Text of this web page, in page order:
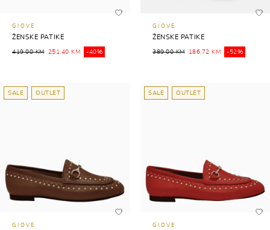
GIOVE
ŽENSKE PATIKE
419,00 KM 251,40 KM -40%
GIOVE
ŽENSKE PATIKE
389,00 KM 186,72 KM -52%
SALE OUTLET
GIOVE
SALE OUTLET
GIOVE